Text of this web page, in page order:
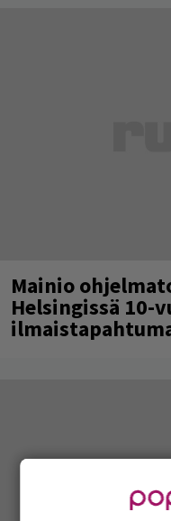
Mainio
Helsingissä 10-